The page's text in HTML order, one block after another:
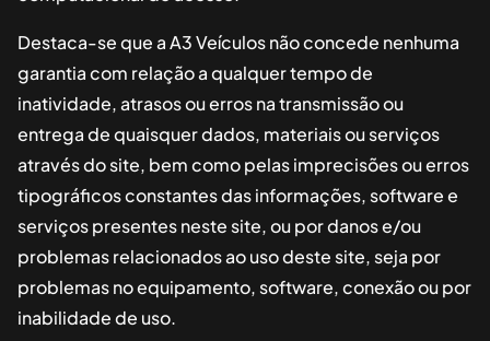
Destaca-se que aA3 Veículosnão concede nenhuma
garantia com relação a qualquer tempo de
inatividade, atrasos ou erros na transmissão ou
entrega de quaisquer dados, materiais ou serviços
através do site, bem como pelas imprecisões ou erros
tipográficos constantes das informações, software e
serviços presentes neste site, ou por danos e/ou
problemas relacionados ao uso deste site, seja por
problemas no equipamento, software, conexão ou por
inabilidade de uso.